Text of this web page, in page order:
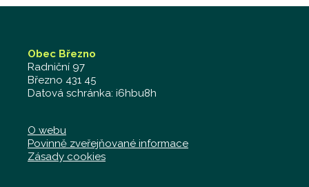
Obec Březno
Radniční 97
Březno 431 45
Datová schránka: i6hbu8h
O webu
Povinně zveřejňované informace
Zásady cookies